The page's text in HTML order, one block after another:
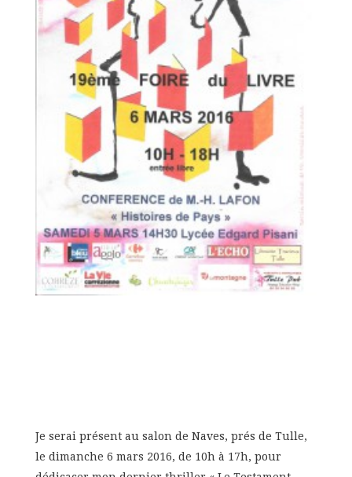
Je serai présent au salon de Naves, prés de Tulle,
le dimanche 6 mars 2016, de 10h à 17h, pour